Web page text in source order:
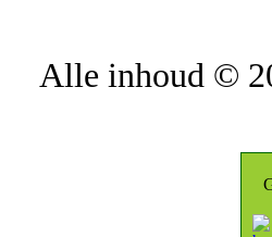
Alle inhoud ©